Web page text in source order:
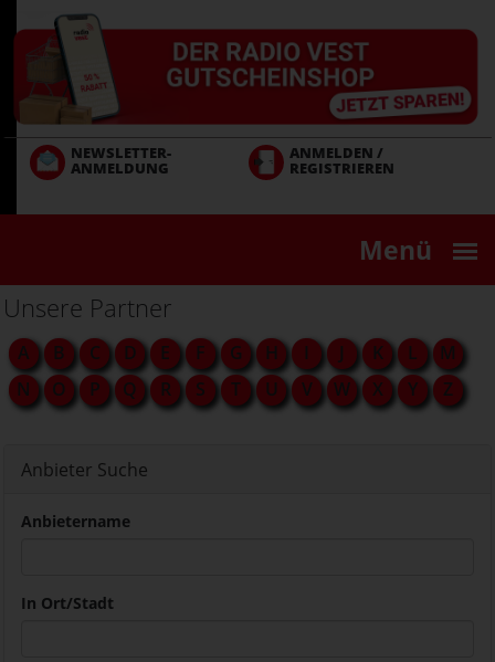
zum
Inhalt
NEWSLETTER-
ANMELDUNG
ANMELDEN /
REGISTRIEREN
Menü
Unsere Partner
A B C D E F G H I J K L
M
N
O P Q R S T U V W X Y Z
Anbieter Suche
Anbietername
In Ort/Stadt